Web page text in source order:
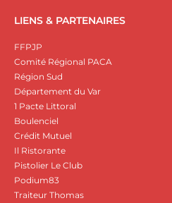
LIENS & PARTENAIRES
FFPJP
Comité Régional PACA
Région Sud
Département du Var
1 Pacte Littoral
Boulenciel
Crédit Mutuel
Il Ristorante
Pistolier Le Club
Podium83
Traiteur Thomas